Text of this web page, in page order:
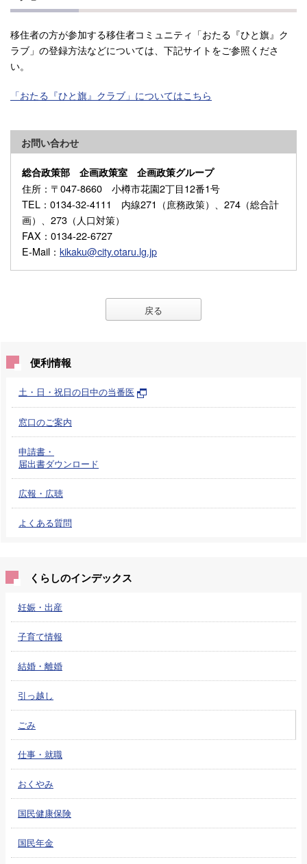
移住者の方が参加する移住者コミュニティ「おたる『ひと旗』ク
ラブ」の登録方法などについては、下記サイトをご参照くださ
い。
「おたる『ひと旗』クラブ」についてはこちら
お問い合わせ
総合政策部 企画政策室 企画政策グループ
住所 ：〒047-8660 小樽市花園2丁目12番1号
TEL ：0134-32-4111 内線271（庶務政策）、274（総合計
画）、273（人口対策）
FAX ：0134-22-6727
E-Mail ： kikaku@city.otaru.lg.jp
戻る
便利情報
土・日・祝日の日中の当番医
窓口のご案内
申請書・
届出書ダウンロード
広報・広聴
よくある質問
くらしのインデックス
妊娠・出産
子育て情報
結婚・離婚
引っ越し
ごみ
仕事・就職
おくやみ
国民健康保険
国民年金